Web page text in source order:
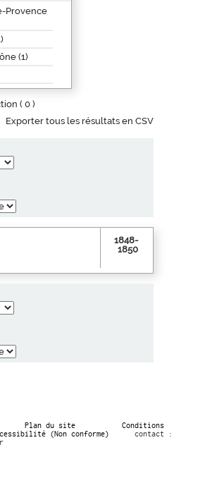
Provence
(1)
( 0 )
Exporter tous les résultats en CSV
1848-
1850
Plan du site
Conditions
(Non conforme)
contact :